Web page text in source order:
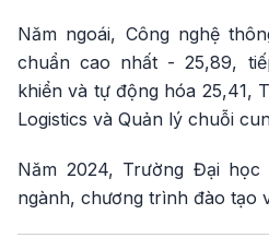
Năm ngoái, Công nghệ
chuẩn cao nhất - 25,89,
khiển và tự động hóa 25,41,
Logistics và Quản lý chuỗi
Năm 2024, Trường Đại
ngành, chương trình đào tạo